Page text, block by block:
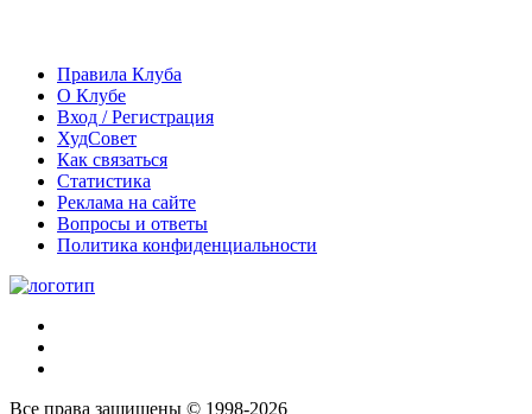
Правила Клуба
О Клубе
Вход / Регистрация
ХудСовет
Как связаться
Статистика
Реклама на сайте
Вопросы и ответы
Политика конфиденциальности
Все права защищены © 1998-2026